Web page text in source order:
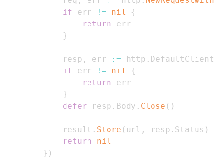
if err != nil
{
return
}
            resp
, err := http . DefaultClient
if err != nil
{
return
}
defer resp . Body . Close ( )
            result
. Store ( url , resp . Status )
return
nil
} )